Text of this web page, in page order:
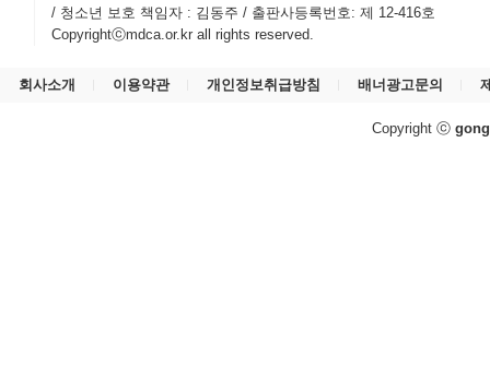
/ 청소년 보호 책임자 : 김동주 / 출판사등록번호: 제 12-416호
Copyrightⓒmdca.or.kr all rights reserved.
회사소개 이용약관 개인정보취급방침 배너광고문의
Copyright ⓒ